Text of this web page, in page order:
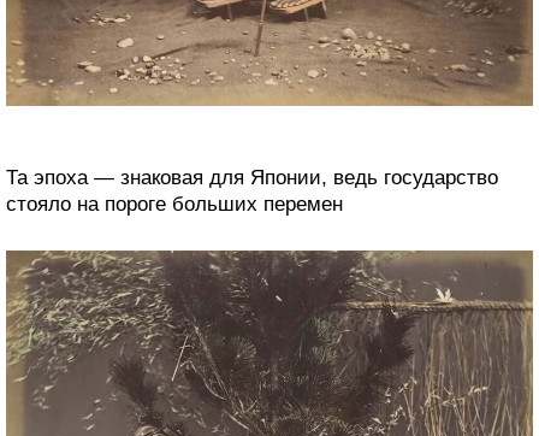
Та эпоха ― знаковая для Японии, ведь государство
стояло на пороге больших перемен